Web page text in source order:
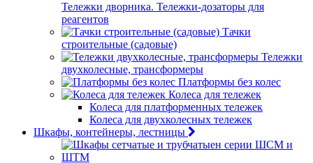
Тележки дворника. Тележки-дозаторы для
реагентов
Тачки
строительные (садовые)
Тележки
двухколесные, трансформеры
Платформы без колес
Колеса для тележек
Колеса для платформенных тележек
Колеса для двухколесных тележек
Шкафы, контейнеры, лестницы